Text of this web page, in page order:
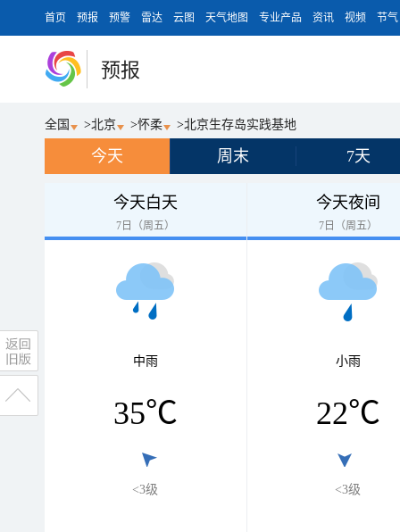
首页 预报 预警 雷达 云图 天气地图 专业产品 资讯 视频 节气
预报
全国 >北京 >怀柔 >北京生存岛实践基地
今天 周末 7天
今天白天
7日（周五）
中雨
35℃
<3级
今天夜间
7日（周五）
小雨
22℃
<3级